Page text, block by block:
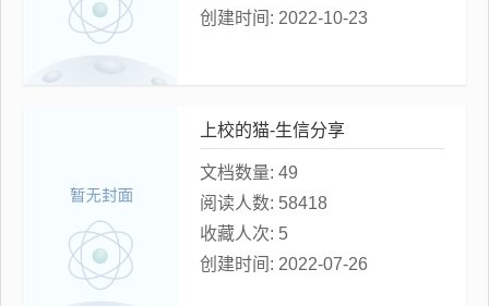
创建时间: 2022-10-23
上校的猫-生信分享
文档数量: 49
阅读人数: 58418
收藏人次: 5
创建时间: 2022-07-26